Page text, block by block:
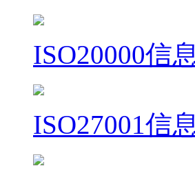
ISO20000信
ISO27001信